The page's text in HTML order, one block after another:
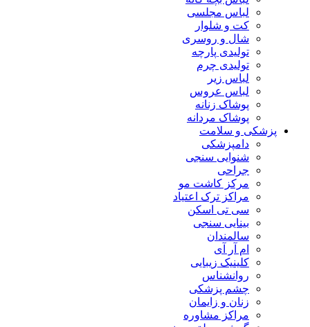
لباس مجلسی
کت و شلوار
شال و روسری
تولیدی پارچه
تولیدی چرم
لباس زیر
لباس عروس
پوشاک زنانه
پوشاک مردانه
پزشکی و سلامت
دامپزشکی
شنوایی سنجی
جراحی
مرکز کاشت مو
مراکز ترک اعتیاد
سی تی اسکن
بینایی سنجی
سالمندان
ام آر آی
کلینیک زیبایی
روانشناس
چشم پزشکی
زنان و زایمان
مراکز مشاوره